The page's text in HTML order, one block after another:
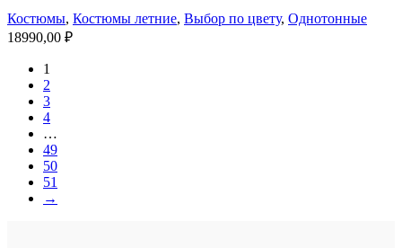
Костюмы, Костюмы летние, Выбор по цвету, Однотонные
18990,00 ₽
1
2
3
4
…
49
50
51
→